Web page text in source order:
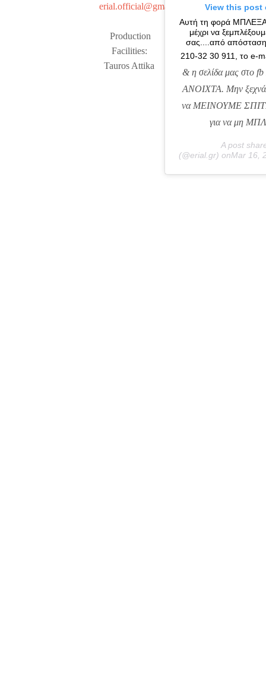
erial.official@gmail.com
Production
Facilities:
Tauros Attika
View this post
Αυτή τη φορά
μέχρι να
σας....από
210-32 30 911, το e-
& η σελίδα μας στο
ΑΝΟΙΧΤΑ. Μην
να ΜΕΙΝΟΥΜΕ
για να μη
A post
(@erial.gr) onMar 16,